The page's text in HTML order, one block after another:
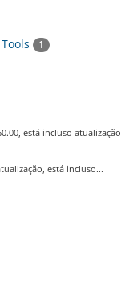
1
está incluso
está incluso...